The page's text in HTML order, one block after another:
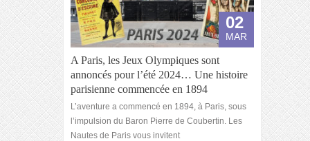
02
MAR
A Paris, les Jeux Olympiques sont
annoncés pour l’été 2024… Une histoire
parisienne commencée en 1894
L’aventure a commencé en 1894, à Paris, sous
l’impulsion du Baron Pierre de Coubertin. Les
Nautes de Paris vous invitent